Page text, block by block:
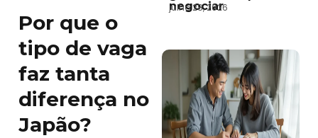
Por que o
tipo de vaga
faz tanta
diferença no
Japão?
negociar
julho 28, 2026